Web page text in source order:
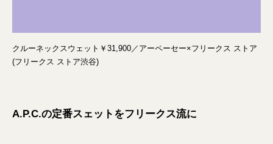
クルーネックスウェット￥31,900／アーペーセー×フリークス ストア
(フリークス ストア渋谷)
A.P.C.の定番スェットをフリークス流に